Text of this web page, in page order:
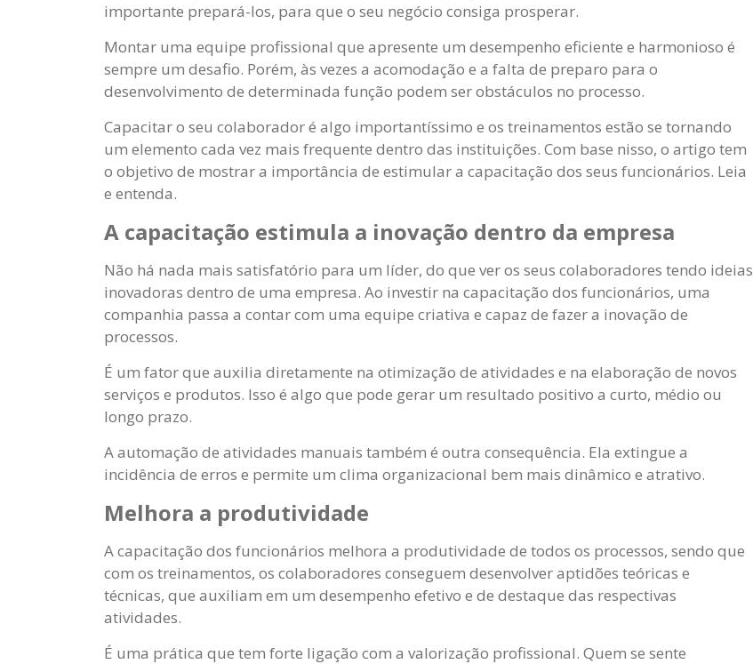
importante prepará-los, para que o seu negócio consiga prosperar.
Montar uma equipe profissional que apresente um desempenho eficiente e harmonioso é
sempre um desafio. Porém, às vezes a acomodação e a falta de preparo para o
desenvolvimento de determinada função podem ser obstáculos no processo.
Capacitar o seu colaborador é algo importantíssimo e os treinamentos estão se tornando
um elemento cada vez mais frequente dentro das instituições. Com base nisso, o artigo tem
o objetivo de mostrar a importância de estimular a capacitação dos seus funcionários. Leia
e entenda.
A capacitação estimula a inovação dentro da empresa
Não há nada mais satisfatório para um líder, do que ver os seus colaboradores tendo ideias
inovadoras dentro de uma empresa. Ao investir na capacitação dos funcionários, uma
companhia passa a contar com uma equipe criativa e capaz de fazer a inovação de
processos.
É um fator que auxilia diretamente na otimização de atividades e na elaboração de novos
serviços e produtos. Isso é algo que pode gerar um resultado positivo a curto, médio ou
longo prazo.
A automação de atividades manuais também é outra consequência. Ela extingue a
incidência de erros e permite um clima organizacional bem mais dinâmico e atrativo.
Melhora a produtividade
A capacitação dos funcionários melhora a produtividade de todos os processos, sendo que
com os treinamentos, os colaboradores conseguem desenvolver aptidões teóricas e
técnicas, que auxiliam em um desempenho efetivo e de destaque das respectivas
atividades.
É uma prática que tem forte ligação com a valorização profissional. Quem se sente